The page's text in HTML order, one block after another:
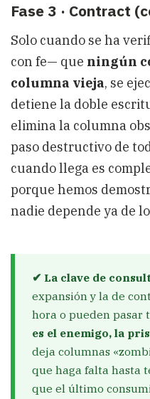
Fase 3 · Contract
Solo cuando se ha
con fe— que ningún
columna vieja, se
detiene la doble
elimina la columna
paso destructivo de
cuando llega es
porque hemos
nadie depende ya de
✔ La clave de
expansión y la de
hora o pueden pasar
es el enemigo, la
deja columnas
que haga falta hasta
que el último